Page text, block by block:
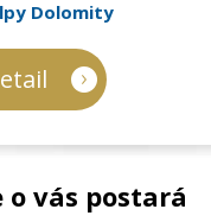
Dolomity
o vás postará